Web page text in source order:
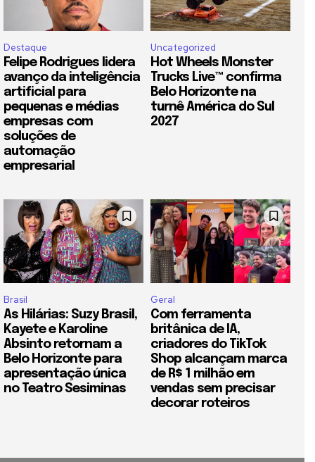
Destaque
Felipe Rodrigues lidera
avanço da inteligência
artificial para
pequenas e médias
empresas com
soluções de
automação
empresarial
Uncategorized
Hot Wheels Monster
Trucks Live™ confirma
Belo Horizonte na
turnê América do Sul
2027
Brasil
As Hilárias: Suzy Brasil,
Kayete e Karoline
Absinto retornam a
Belo Horizonte para
apresentação única
no Teatro Sesiminas
Geral
Com ferramenta
britânica de IA,
criadores do TikTok
Shop alcançam marca
de R$ 1 milhão em
vendas sem precisar
decorar roteiros